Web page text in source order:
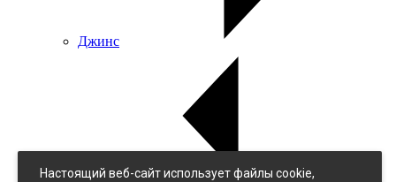
Джинс
Настоящий веб-сайт использует файлы cookie,